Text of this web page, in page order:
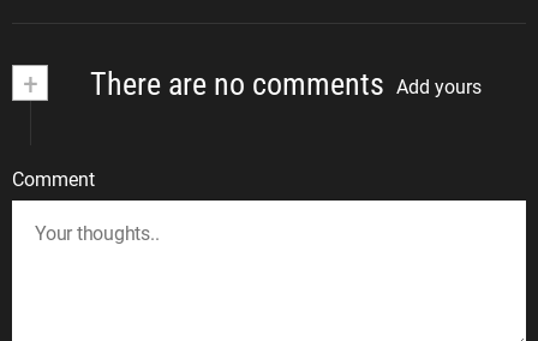
+ There are no comments Add yours
Comment